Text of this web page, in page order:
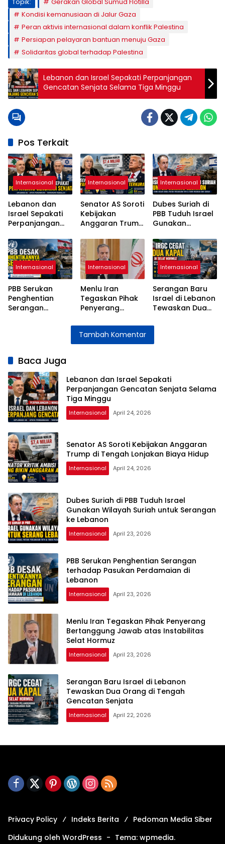
Kondisi kemanusiaan di Jalur Gaza
Peran aktivis internasional dalam konflik Palestina
Persiapan pelayaran bantuan menuju Gaza
Solidaritas global terhadap Palestina
Lebanon dan Israel Sepakati Perpanjangan
Gencatan Senjata Selama Tiga Minggu
Pos Terkait
Internasional
Lebanon dan
Israel Sepakati
Perpanjangan
Senjata Selama
Tiga Minggu
Internasional
Senator AS Soroti
Kebijakan
Anggaran Trump
Lonjakan Biaya
Hidup
Internasional
Dubes Suriah di
PBB Tuduh Israel
Gunakan
untuk Serangan
ke Lebanon
Internasional
PBB Serukan
Penghentian
Serangan
Internasional
Menlu Iran
Tegaskan Pihak
Penyerang
Jawab atas
Instabilitas Selat
Hormuz
Internasional
Serangan Baru
Israel di Lebanon
Tewaskan Dua
Gencatan
Tambah Komentar
Baca Juga
Lebanon dan Israel Sepakati
Perpanjangan Gencatan Senjata Selama
Tiga Minggu
Internasional April 24, 2026
Senator AS Soroti Kebijakan Anggaran
Trump di Tengah Lonjakan Biaya Hidup
Internasional April 24, 2026
Dubes Suriah di PBB Tuduh Israel
Gunakan Wilayah Suriah untuk Serangan
ke Lebanon
Internasional April 23, 2026
PBB Serukan Penghentian Serangan
terhadap Pasukan Perdamaian di
Lebanon
Internasional April 23, 2026
Menlu Iran Tegaskan Pihak Penyerang
Bertanggung Jawab atas Instabilitas
Selat Hormuz
Internasional April 23, 2026
Serangan Baru Israel di Lebanon
Tewaskan Dua Orang di Tengah
Gencatan Senjata
Internasional April 22, 2026
Privacy Policy Indeks Berita
Pedoman Media Siber
Didukung oleh WordPress - Tema: wpmedia.